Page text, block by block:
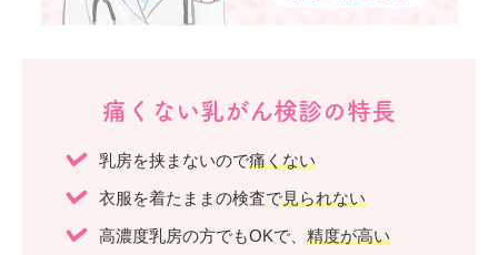
痛くない乳がん検診の特長
乳房を挟まないので痛くない
衣服を着たままの検査で見られない
高濃度乳房の方でもOKで、 精度が高い